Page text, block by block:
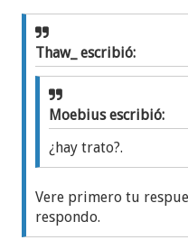
Thaw_ escribió:
Moebius escribió:
¿hay trato?.
Vere primero tu
respondo.